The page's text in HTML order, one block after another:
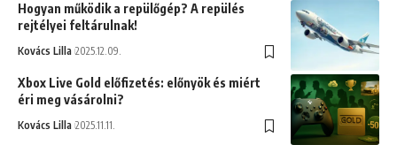
Hogyan működik a repülőgép? A repülés
rejtélyei feltárulnak!
Kovács Lilla 2025.12.09.
Xbox Live Gold előfizetés: előnyök és miért
éri meg vásárolni?
Kovács Lilla 2025.11.11.